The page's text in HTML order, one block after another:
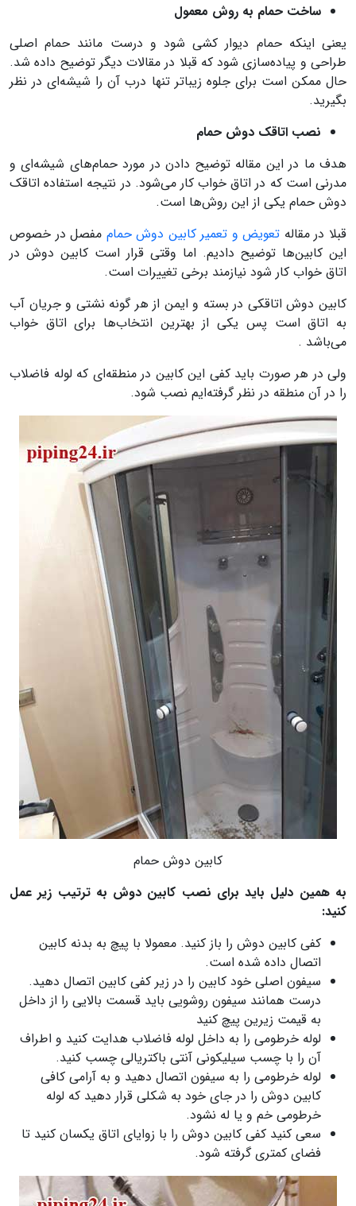
ساخت حمام به روش معمول
یعنی اینکه حمام دیوار کشی شود و درست مانند حمام اصلی
طراحی و پیاده‌سازی شود که قبلا در مقالات دیگر توضیح داده شد.
حال ممکن است برای جلوه زیباتر تنها درب آن را شیشه‌ای در نظر
بگیرید.
نصب اتاقک دوش حمام
هدف ما در این مقاله توضیح دادن در مورد حمام‌های شیشه‌ای و
مدرنی است که در اتاق خواب کار می‌شود. در نتیجه استفاده اتاقک
دوش حمام یکی از این روش‌ها است.
قبلا در مقاله تعویض و تعمیر کابین دوش حمام مفصل در خصوص
این کابین‌ها توضیح دادیم. اما وقتی قرار است کابین دوش در
اتاق خواب کار شود نیازمند برخی تغییرات است.
کابین دوش اتاقکی در بسته و ایمن از هر گونه نشتی و جریان آب
به اتاق است پس یکی از بهترین انتخاب‌ها برای اتاق خواب
می‌باشد .
ولی در هر صورت باید کفی این کابین در منطقه‌ای که لوله‌ فاضلاب
را در آن منطقه در نظر گرفته‌ایم نصب شود.
کابین دوش حمام
به همین دلیل باید برای نصب کابین دوش به ترتیب زیر عمل
کنید:
کفی کابین دوش را باز کنید. معمولا با پیچ به بدنه کابین
اتصال داده شده است.
سیفون اصلی خود کابین را در زیر کفی کابین اتصال دهید.
درست همانند سیفون روشویی باید قسمت بالایی را از داخل
به قیمت زیرین پیچ کنید
لوله خرطومی را به داخل لوله فاضلاب هدایت کنید و اطراف
آن را با چسب سیلیکونی آنتی باکتریالی چسب کنید.
لوله خرطومی را به سیفون اتصال دهید و به آرامی کافی
کابین دوش را در جای خود به شکلی قرار دهید که لوله
خرطومی خم و یا له نشود.
سعی کنید کفی کابین دوش را با زوایای اتاق یکسان کنید تا
فضای کمتری گرفته شود.